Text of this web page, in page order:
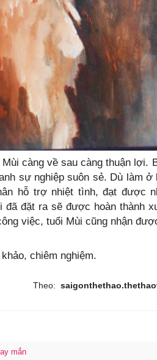
càng về sau càng thuận lợi.
sự nghiệp suôn sẻ. Dù làm
hỗ trợ nhiệt tình, đạt được
đã đặt ra sẽ được hoàn thành
việc, tuổi Mùi cũng nhận
chiêm nghiệm.
Theo:
mắn